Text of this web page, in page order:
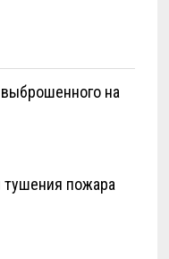
на
пожара